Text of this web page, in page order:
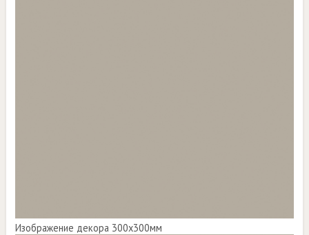
Изображение декора 300х300мм